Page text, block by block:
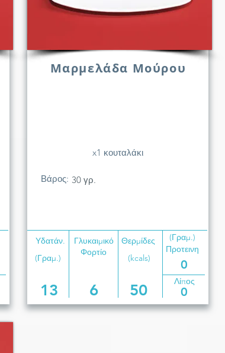
Μαρμελάδα Μούρου
x1 κουταλάκι
Βάρος: 30 γρ.
Υδατάν.
Γλυκαιμικό
Φορτίο
(Γραμ.)
Θερμίδες
(kcals)
Προτεινη
0
(Γραμ.)
13 6 50 Λίπος
0